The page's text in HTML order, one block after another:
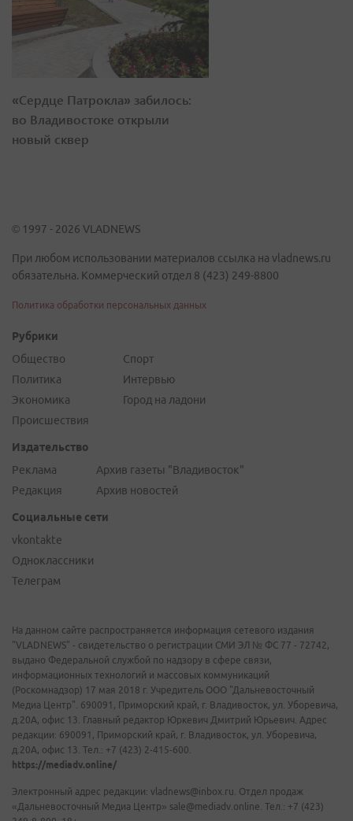
«Сердце Патрокла» забилось:
во Владивостоке открыли
новый сквер
© 1997 - 2026 VLADNEWS
При любом использовании материалов ссылка на vladnews.ru
обязательна. Коммерческий отдел 8 (423) 249-8800
Политика обработки персональных данных
Рубрики
Общество
Политика
Экономика
Происшествия
Спорт
Интервью
Город на ладони
Издательство
Реклама
Редакция
Архив газеты "Владивосток"
Архив новостей
Социальные сети
vkontakte
Одноклассники
Телеграм
На данном сайте распространяется информация сетевого издания
"VLADNEWS" - свидетельство о регистрации СМИ ЭЛ № ФС 77 - 72742,
выдано Федеральной службой по надзору в сфере связи,
информационных технологий и массовых коммуникаций
(Роскомнадзор) 17 мая 2018 г. Учредитель ООО "Дальневосточный
Медиа Центр". 690091, Приморский край, г. Владивосток, ул. Уборевича,
д.20А, офис 13. Главный редактор Юркевич Дмитрий Юрьевич. Адрес
редакции: 690091, Приморский край, г. Владивосток, ул. Уборевича,
д.20А, офис 13. Тел.: +7 (423) 2-415-600.
https://mediadv.online/
Электронный адрес редакции: vladnews@inbox.ru. Отдел продаж
«Дальневосточный Медиа Центр» sale@mediadv.online. Тел.: +7 (423)